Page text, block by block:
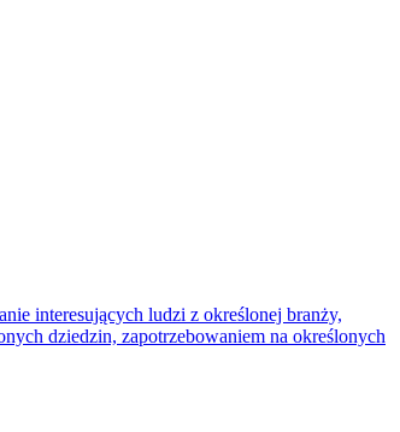
interesujących ludzi z określonej branży,
dziedzin, zapotrzebowaniem na określonych